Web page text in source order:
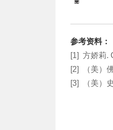
参考资料：
[1] 方娇莉.
[2]
（美）
[3]
（美）